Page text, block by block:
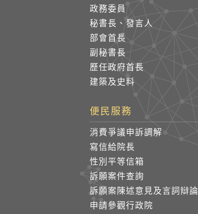
政務委員
秘書長、發言人
部會首長
副秘書長
歷任政府首長
建築及史料
便民服務
消費爭議申訴調解
寫信給院長
性別平等信箱
訴願案件查詢
訴願案陳述意見及言詞辯論
申請參觀行政院